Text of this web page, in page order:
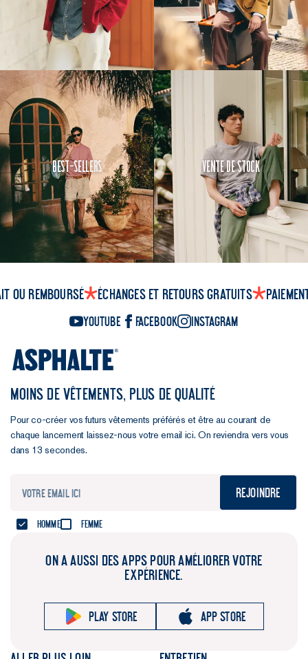
Best-Sellers Vente de Stock
ou remboursé Échanges et retours gratuits
YouTube Facebook Instagram
MOINS DE VÊTEMENTS, PLUS DE QUALITÉ
Pour co-créer vos futurs vêtements préférés et être au courant de
chaque lancement laissez-nous votre email ici. On reviendra vers vous
dans 13 secondes.
Rejoindre
Homme Femme
ON A AUSSI DES APPS POUR AMÉLIORER VOTRE
EXPÉRIENCE.
Play store App store